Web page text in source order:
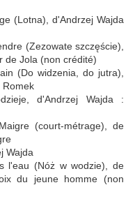
(Lotna), d'Andrzej Wajda
(Zezowate szczęście),
de Jola (non crédité)
(Do widzenia, do jutra),
Romek
d'Andrzej Wajda :
(court-métrage), de
Wajda
l'eau (Nóż w wodzie), de
du jeune homme (non